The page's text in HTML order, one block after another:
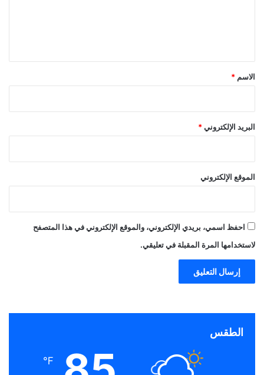
*
الاسم *
البريد الإلكتروني *
الموقع الإلكتروني
احفظ اسمي، بريدي الإلكتروني، والموقع الإلكتروني في هذا المتصفح
لاستخدامها المرة المقبلة في تعليقي.
الطقس
℉